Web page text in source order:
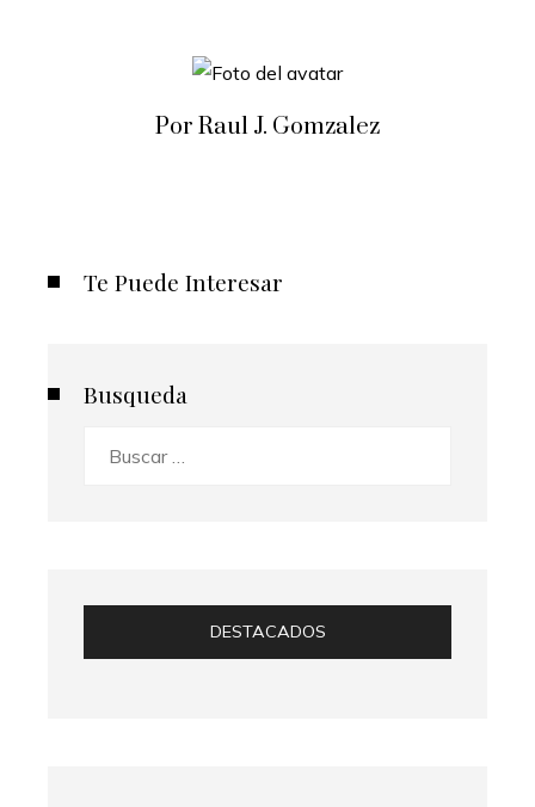
Por Raul J. Gomzalez
Te Puede Interesar
Busqueda
DESTACADOS